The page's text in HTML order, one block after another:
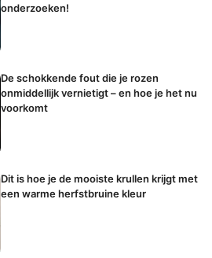
onderzoeken!
De schokkende fout die je rozen
onmiddellijk vernietigt – en hoe je het nu
voorkomt
Dit is hoe je de mooiste krullen krijgt met
een warme herfstbruine kleur